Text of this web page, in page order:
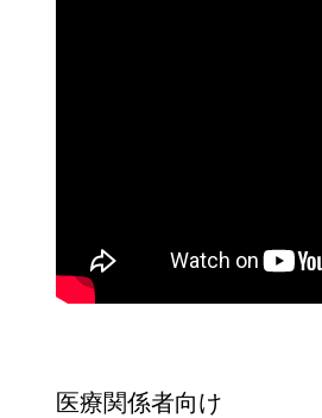
医療関係者向け